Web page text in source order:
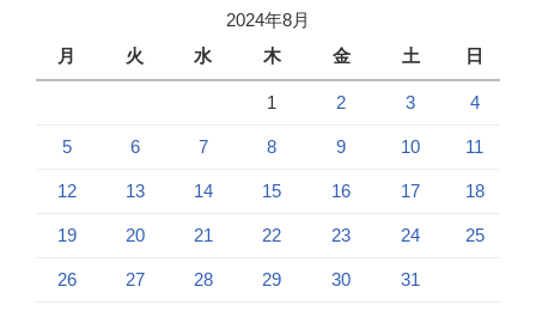
2024年8月
月
火 水 木 金 土 日
1 2 3 4
5 6 7 8 9 10 11
12 13 14 15 16 17 18
19 20 21 22 23 24 25
26 27 28 29 30 31